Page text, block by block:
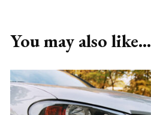
You may also like...